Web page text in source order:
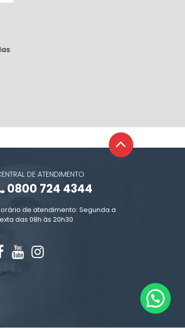
DE ATENDIMENTO
0800 724 4344
de atendimento: Segunda a
das 08h às 20h30